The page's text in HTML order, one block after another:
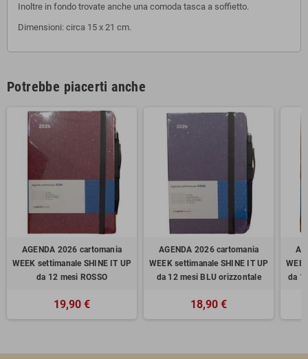
Inoltre in fondo trovate anche una comoda tasca a soffietto.
Dimensioni: circa 15 x 21 cm.
Potrebbe piacerti anche
AGENDA 2026 cartomania
WEEK settimanale SHINE IT UP
da 12 mesi ROSSO
19,90 €
AGENDA 2026 cartomania
WEEK settimanale SHINE IT UP
da 12 mesi BLU orizzontale
18,90 €
da